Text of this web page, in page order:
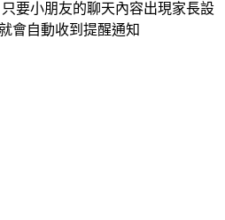
要小朋友的聊天內容出現家長設
會自動收到提醒通知